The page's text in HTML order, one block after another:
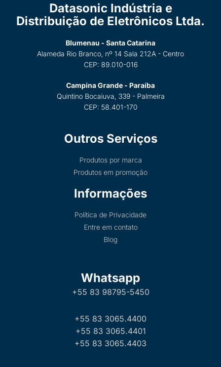
Datasonic Indústria e
Distribuição de Eletrônicos Ltda.
Blumenau - Santa Catarina
Alameda Rio Branco, nº 14 Sala 212A - Centro
CEP: 89.010-016
Campina Grande - Paraíba
Quintino Bocaiuva, 339 - Palmeira
CEP: 58.401-170
Outros Serviços
Produtos por marca
Produtos em promoção
Informações
Política de Privacidade
Entre em contato
Blog
Whatsapp
+55 83 98795-5450
+55 83 3065.4400
+55 83 3065.4401
+55 83 3065.4403